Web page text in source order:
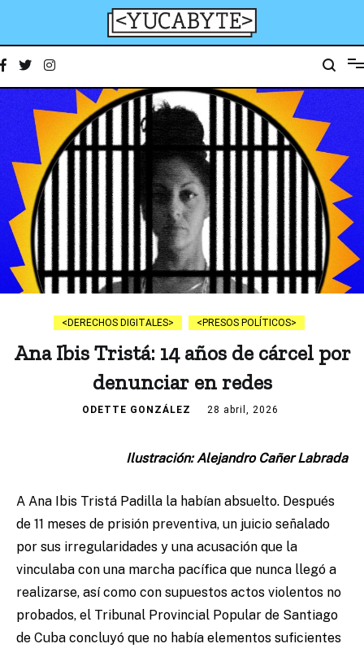
YucaByte
DERECHOS DIGITALES PRESOS POLÍTICOS
Ana Ibis Tristá: 14 años de cárcel por
denunciar en redes
ODETTE GONZÁLEZ 28 abril, 2026
Ilustración: Alejandro Cañer Labrada
A Ana Ibis Tristá Padilla la habían absuelto. Después
de 11 meses de prisión preventiva, un juicio señalado
por sus irregularidades y una acusación que la
vinculaba con una marcha pacífica que nunca llegó a
realizarse, así como con supuestos actos violentos no
probados, el Tribunal Provincial Popular de Santiago
de Cuba concluyó que no había elementos suficientes